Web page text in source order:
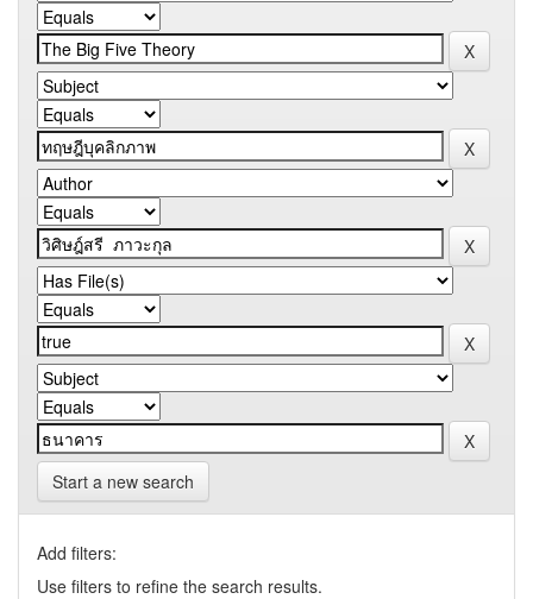
Start a new search
Add filters:
Use filters to refine the search results.